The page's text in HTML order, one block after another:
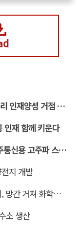
인하대 이차전지사업단, 인천 배터리 인재양성 거점 역할 강화
인재 함께 키운다
UNIST, 반도체 잉크 발라 6G·우주통신용 고주파 스위치 만든다
지 개발
찰나에 식어버리는‘핫 전자’ 에너지, 망간 거쳐 화학반응에 쓴다
소 생산